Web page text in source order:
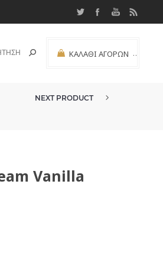
ΚΑΛΆΘΙ ΑΓΟΡΏΝ (0)
NEXT PRODUCT
Vanilla